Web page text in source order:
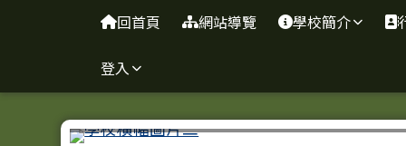
台南市忠義國小全球資
回首頁 網站導覽 學校簡介
登入